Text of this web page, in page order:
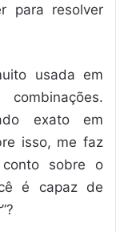
para resolver
usada em
exato em
isso, me faz
sobre o
é capaz de
”?